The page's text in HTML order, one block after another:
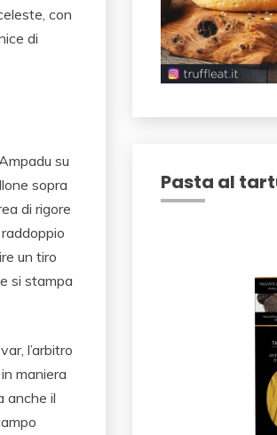
con
di
su
sopra
di rigore
un tiro
si stampa
l’arbitro
maniera
anche il
Pasta al